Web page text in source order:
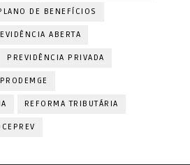
DE BENEFÍCIOS
ABERTA
PREVIDÊNCIA PRIVADA
PRODEMGE
REFORMA TRIBUTÁRIA